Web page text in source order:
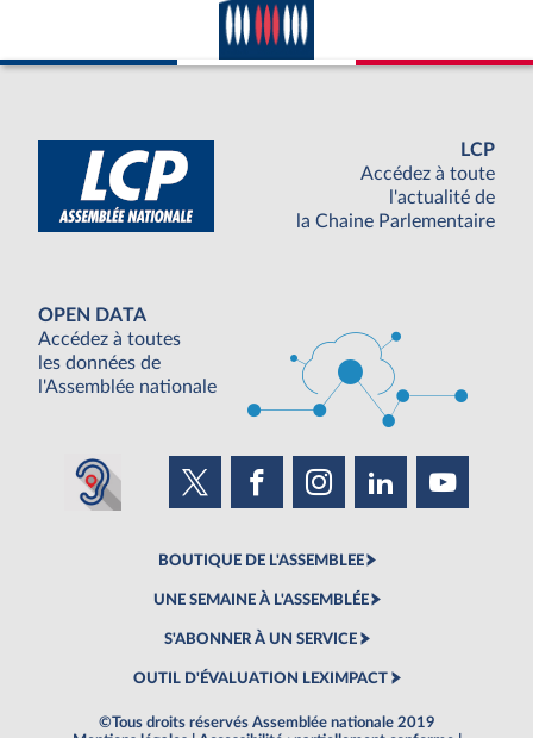
LCP
Accédez à toute
l'actualité de
la Chaine Parlementaire
OPEN DATA
Accédez à toutes
les données de
l'Assemblée nationale
BOUTIQUE DE L'ASSEMBLEE
UNE SEMAINE À L'ASSEMBLÉE
S'ABONNER À UN SERVICE
OUTIL D'ÉVALUATION LEXIMPACT
©Tous droits réservés Assemblée nationale 2019